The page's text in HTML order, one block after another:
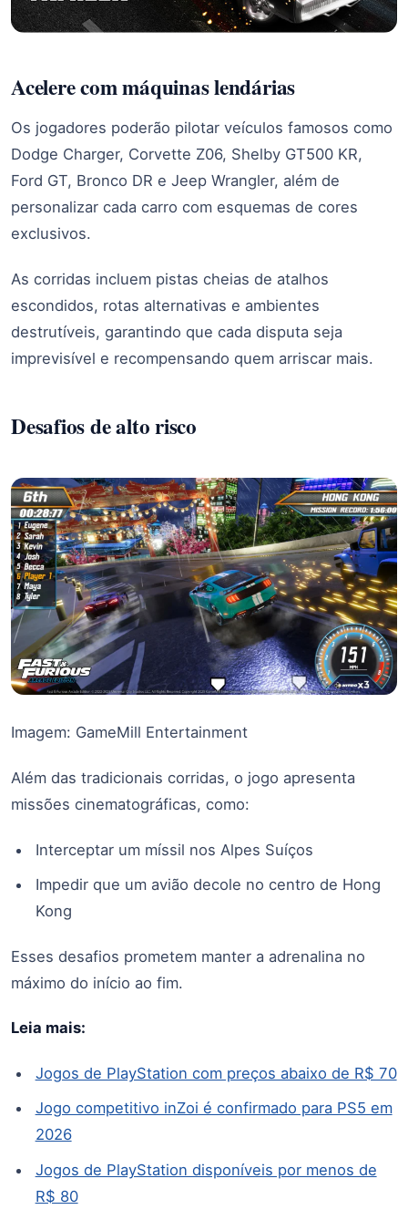
Acelere com máquinas lendárias
Os jogadores poderão pilotar veículos famosos como
Dodge Charger, Corvette Z06, Shelby GT500 KR,
Ford GT, Bronco DR e Jeep Wrangler, além de
personalizar cada carro com esquemas de cores
exclusivos.
As corridas incluem pistas cheias de atalhos
escondidos, rotas alternativas e ambientes
destrutíveis, garantindo que cada disputa seja
imprevisível e recompensando quem arriscar mais.
Desafios de alto risco
Imagem: GameMill Entertainment
Além das tradicionais corridas, o jogo apresenta
missões cinematográficas, como:
Interceptar um míssil nos Alpes Suíços
Impedir que um avião deco­le no centro de Hong
Kong
Esses desafios prometem manter a adrenalina no
máximo do início ao fim.
Leia mais:
Jogos de PlayStation com preços abaixo de R$ 70
Jogo competitivo inZoi é confirmado para PS5 em
2026
Jogos de PlayStation disponíveis por menos de
R$ 80